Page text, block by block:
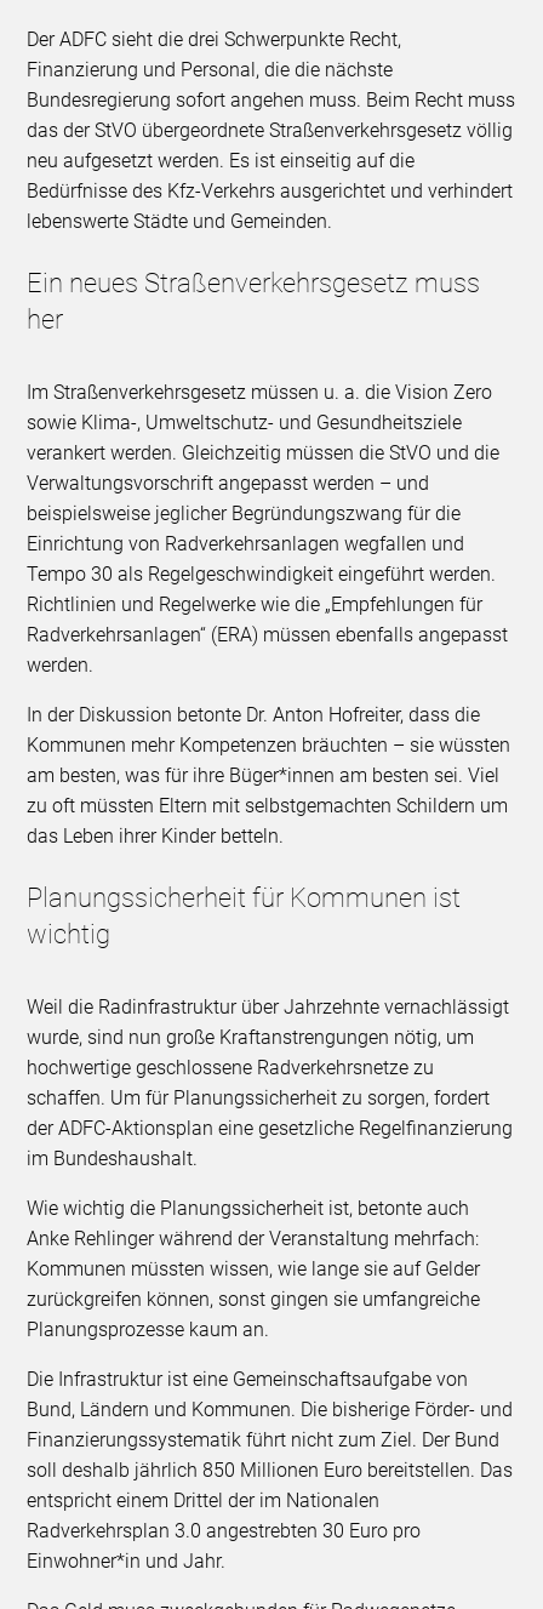
Der ADFC sieht die drei Schwerpunkte Recht,
Finanzierung und Personal, die die nächste
Bundesregierung sofort angehen muss. Beim Recht muss
das der StVO übergeordnete Straßenverkehrsgesetz völlig
neu aufgesetzt werden. Es ist einseitig auf die
Bedürfnisse des Kfz-Verkehrs ausgerichtet und verhindert
lebenswerte Städte und Gemeinden.
Ein neues Straßenverkehrsgesetz muss
her
Im Straßenverkehrsgesetz müssen u. a. die Vision Zero
sowie Klima-, Umweltschutz- und Gesundheitsziele
verankert werden. Gleichzeitig müssen die StVO und die
Verwaltungsvorschrift angepasst werden – und
beispielsweise jeglicher Begründungszwang für die
Einrichtung von Radverkehrsanlagen wegfallen und
Tempo 30 als Regelgeschwindigkeit eingeführt werden.
Richtlinien und Regelwerke wie die „Empfehlungen für
Radverkehrsanlagen“ (ERA) müssen ebenfalls angepasst
werden.
In der Diskussion betonte Dr. Anton Hofreiter, dass die
Kommunen mehr Kompetenzen bräuchten – sie wüssten
am besten, was für ihre Büger*innen am besten sei. Viel
zu oft müssten Eltern mit selbstgemachten Schildern um
das Leben ihrer Kinder betteln.
Planungssicherheit für Kommunen ist
wichtig
Weil die Radinfrastruktur über Jahrzehnte vernachlässigt
wurde, sind nun große Kraftanstrengungen nötig, um
hochwertige geschlossene Radverkehrsnetze zu
schaffen. Um für Planungssicherheit zu sorgen, fordert
der ADFC-Aktionsplan eine gesetzliche Regelfinanzierung
im Bundeshaushalt.
Wie wichtig die Planungssicherheit ist, betonte auch
Anke Rehlinger während der Veranstaltung mehrfach:
Kommunen müssten wissen, wie lange sie auf Gelder
zurückgreifen können, sonst gingen sie umfangreiche
Planungsprozesse kaum an.
Die Infrastruktur ist eine Gemeinschaftsaufgabe von
Bund, Ländern und Kommunen. Die bisherige Förder- und
Finanzierungssystematik führt nicht zum Ziel. Der Bund
soll deshalb jährlich 850 Millionen Euro bereitstellen. Das
entspricht einem Drittel der im Nationalen
Radverkehrsplan 3.0 angestrebten 30 Euro pro
Einwohner*in und Jahr.